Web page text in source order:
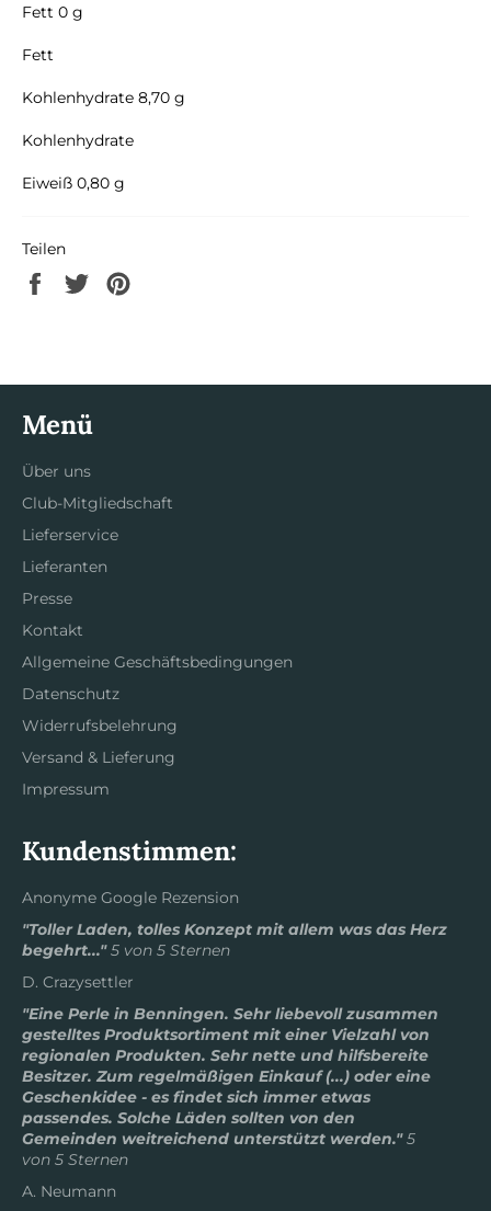
Fett 0 g
Fett
Kohlenhydrate 8,70 g
Kohlenhydrate
Eiweiß 0,80 g
Teilen
Auf
Facebook
Auf
Twitter
Menü
Über uns
Club-Mitgliedschaft
Lieferservice
Lieferanten
Presse
Kontakt
Allgemeine Geschäftsbedingungen
Datenschutz
Widerrufsbelehrung
Versand & Lieferung
Impressum
Kundenstimmen:
Anonyme Google Rezension
"Toller Laden, tolles Konzept mit allem was das Herz
begehrt..."5 von 5 Sternen
D. Crazysettler
"Eine Perle in Benningen. Sehr liebevoll zusammen
gestelltes Produktsortiment mit einer Vielzahl von
regionalen Produkten. Sehr nette und hilfsbereite
Besitzer. Zum regelmäßigen Einkauf (...) oder eine
Geschenkidee - es findet sich immer etwas
passendes. Solche Läden sollten von den
Gemeinden weitreichend unterstützt werden."5
von 5 Sternen
A. Neumann